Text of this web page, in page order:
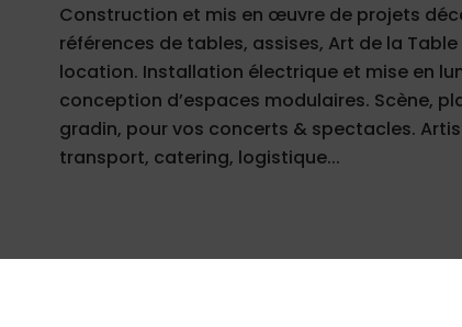
Construction et mis en œuvre de projets
références de tables, assises, Art de la
location. Installation électrique et mise en
conception d’espaces modulaires. Scène,
gradin, pour vos concerts & spectacles.
transport, catering, logistique...